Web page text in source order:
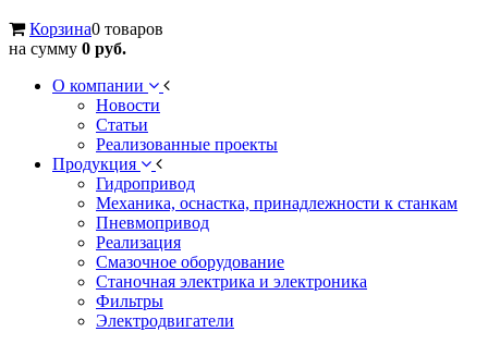
Корзина0 товаров
на сумму 0 руб.
О компании
Новости
Статьи
Реализованные проекты
Продукция
Гидропривод
Механика, оснастка, принадлежности к станкам
Пневмопривод
Реализация
Смазочное оборудование
Станочная электрика и электроника
Фильтры
Электродвигатели